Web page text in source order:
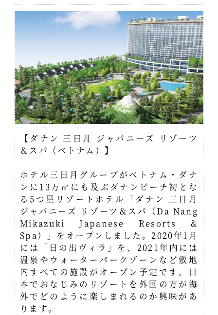
【ダナン 三日月 ジャパニーズ リゾーツ
＆スパ（ベトナム）】
ホテル三日月グループがベトナム・ダナ
ンに13万㎡にも及ぶダナンビーチ初とな
る5つ星リゾートホテル「ダナン 三日月
ジャパニーズ リゾーツ＆スパ（Da Nang
Mikazuki Japanese Resorts &
Spa）」をオープンしました。2020年1月
には「日の出ヴィラ」を、2021年内には
温泉やウォーターパークゾーンなど敷地
内すべての施設がオープン予定です。日
本でおなじみのリゾートを外国の方が海
外でどのように楽しまれるのか興味があ
ります。